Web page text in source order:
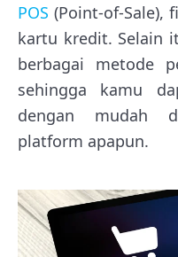
POS (Point-of-Sale),
kartu kredit. Selain
berbagai metode
sehingga kamu
dengan mudah
platform apapun.